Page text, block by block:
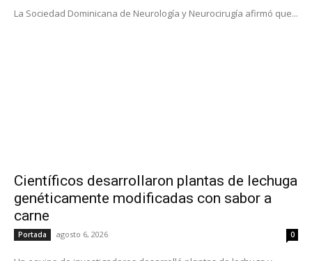
La Sociedad Dominicana de Neurología y Neurocirugía afirmó que...
Científicos desarrollaron plantas de lechuga
genéticamente modificadas con sabor a
carne
Portada agosto 6, 2026 0